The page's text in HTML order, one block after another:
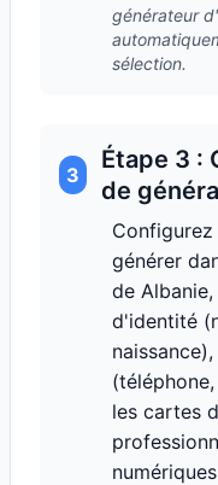
générateur
sélection.
3
Étape 3 :
de
générer
de
d'identité
les cartes